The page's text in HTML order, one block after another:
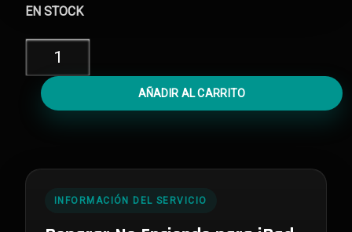
EN STOCK
Reparar
AÑADIR AL CARRITO
INFORMACIÓN DEL SERVICIO